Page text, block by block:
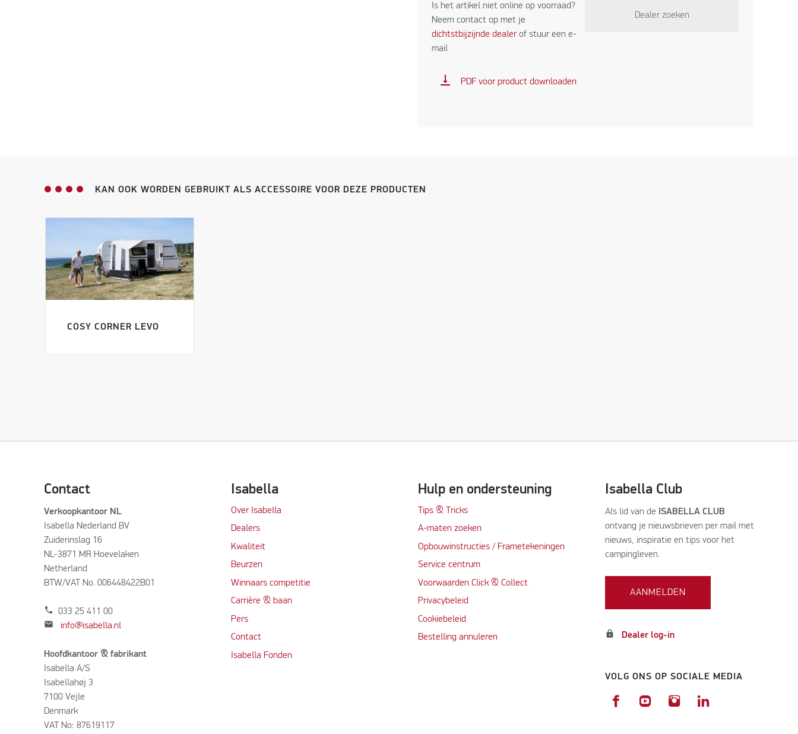
Is het artikel niet online op voorraad?
Neem contact op met je
dichtstbijzijnde dealerof stuur een e-
mail
Dealer zoeken
vertical_align_bottom PDF voor product downloaden
KAN OOK WORDEN GEBRUIKT ALS ACCESSOIRE VOOR DEZE PRODUCTEN
COSY CORNER LEVO
Contact
Verkoopkantoor NL
Isabella Nederland BV
Zuiderinslag 16
NL-3871 MR Hoevelaken
Netherland
BTW/VAT No. 006448422B01
phone 033 25 411 00
mail info@isabella.nl
Hoofdkantoor & fabrikant
Isabella A/S
Isabellahøj 3
7100 Vejle
Denmark
VAT No: 87619117
Isabella
Over Isabella
Dealers
Kwaliteit
Beurzen
Winnaars competitie
Carrière & baan
Pers
Contact
Isabella Fonden
Hulp en ondersteuning
Tips & Tricks
A-maten zoeken
Opbouwinstructies / Frametekeningen
Service centrum
Voorwaarden Click & Collect
Privacybeleid
Cookiebeleid
Bestelling annuleren
Isabella Club
Als lid van de ISABELLA CLUB
ontvang je nieuwsbrieven per mail met
nieuws, inspiratie en tips voor het
campingleven.
AANMELDEN
lock Dealer log-in
VOLG ONS OP SOCIALE MEDIA